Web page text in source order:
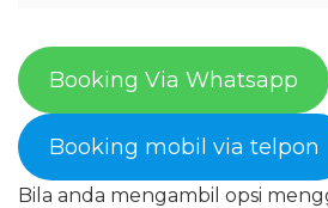
Booking Via Whatsapp
Booking mobil via telpon
Bila anda mengambil opsi